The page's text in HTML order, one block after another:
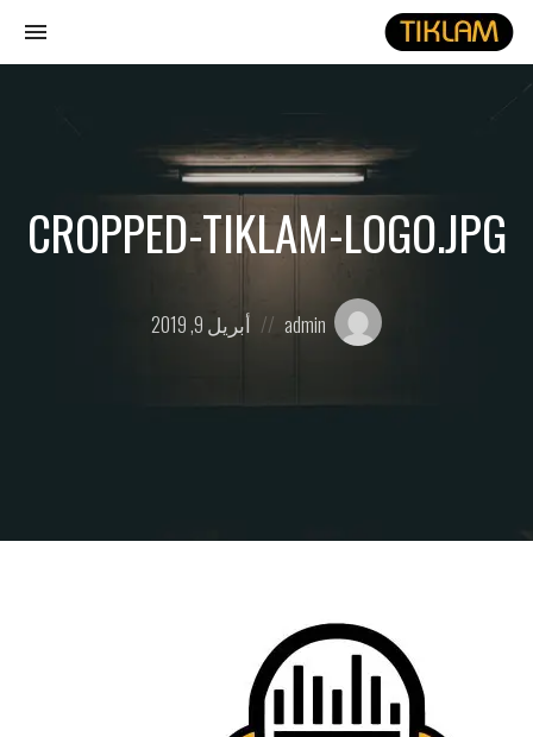
نصل
CROPPED-TIKLAM-LOGO.JPG
Posted
by:
admin
Posted
on
أبريل 9, 2019